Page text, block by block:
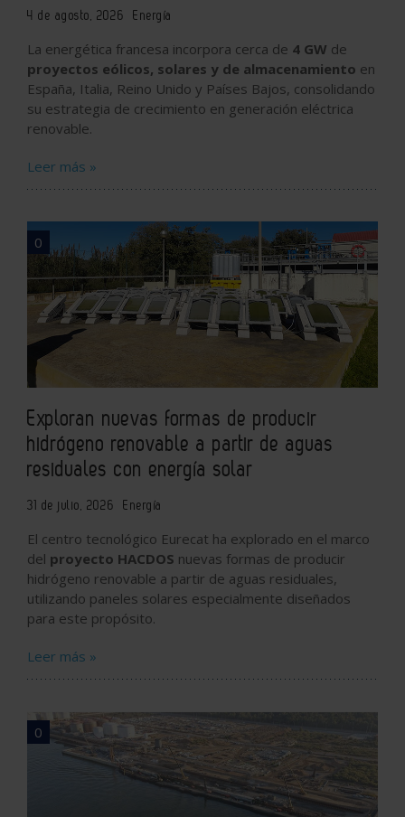
4 de agosto, 2026 Energía
La energética francesa incorpora cerca de 4 GW de
proyectos eólicos, solares y de almacenamiento en
España, Italia, Reino Unido y Países Bajos, consolidando
su estrategia de crecimiento en generación eléctrica
renovable.
Leer más »
0
Exploran nuevas formas de producir
hidrógeno renovable a partir de aguas
residuales con energía solar
31 de julio, 2026 Energía
El centro tecnológico Eurecat ha explorado en el marco
del proyecto HACDOS nuevas formas de producir
hidrógeno renovable a partir de aguas residuales,
utilizando paneles solares especialmente diseñados
para este propósito.
Leer más »
0